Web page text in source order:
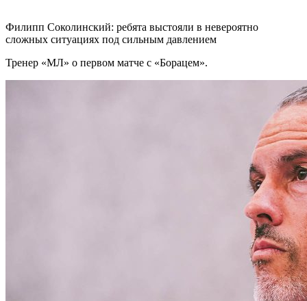
Филипп Соколинский: ребята выстояли в невероятно
сложных ситуациях под сильным давлением
Тренер «МЛ» о первом матче с «Борацем».